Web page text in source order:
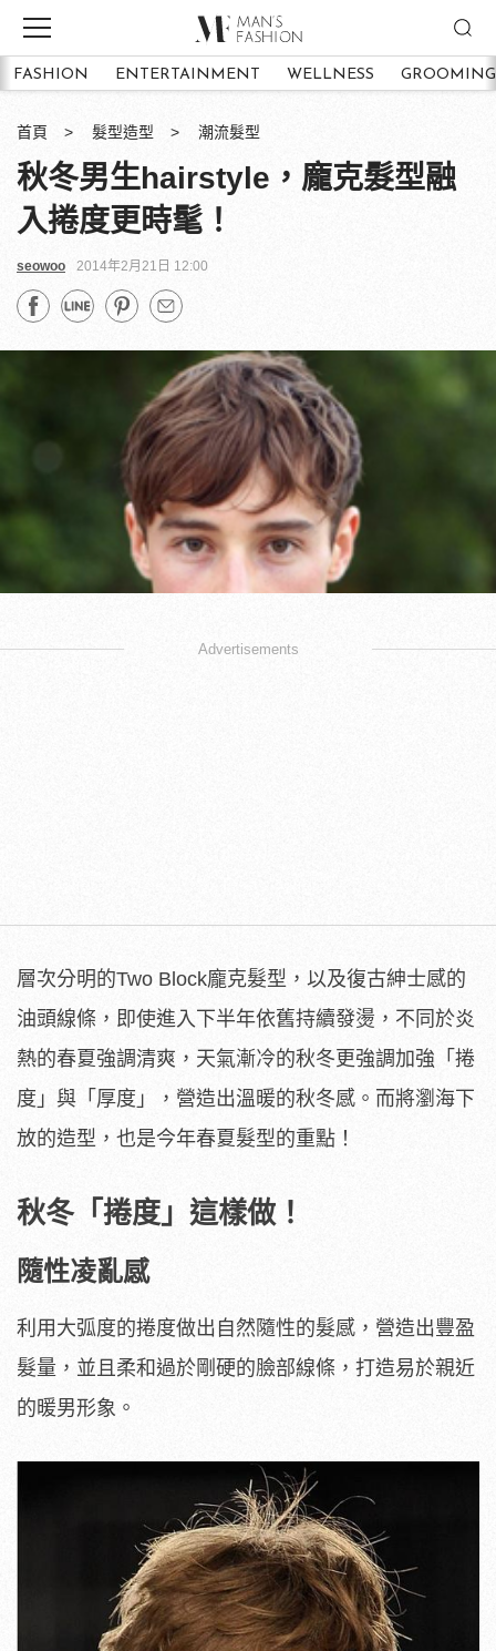
FASHION ENTERTAINMENT WELLNESS GROOMING
首頁 髮型造型 潮流髮型
秋冬男生hairstyle，龐克髮型融
入捲度更時髦！
seowoo 2014年2月21日 12:00
Advertisements
層次分明的Two Block龐克髮型，以及復古紳士感的
油頭線條，即使進入下半年依舊持續發燙，不同於炎
熱的春夏強調清爽，天氣漸冷的秋冬更強調加強「捲
度」與「厚度」，營造出溫暖的秋冬感。而將瀏海下
放的造型，也是今年春夏髮型的重點！
秋冬「捲度」這樣做！
隨性凌亂感
利用大弧度的捲度做出自然隨性的髮感，營造出豐盈
髮量，並且柔和過於剛硬的臉部線條，打造易於親近
的暖男形象。